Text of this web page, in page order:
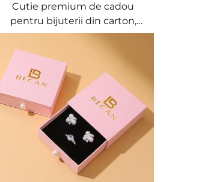
Cutie premium de cadou
pentru bijuterii din carton,
neagră, pentru coliere și inele,
cu îmbrăcăminte interioară din
lemn, dimensiune
personalizabilă, cutie pentru
bijuterii OEM, organizator/șac
pentru bijuterii